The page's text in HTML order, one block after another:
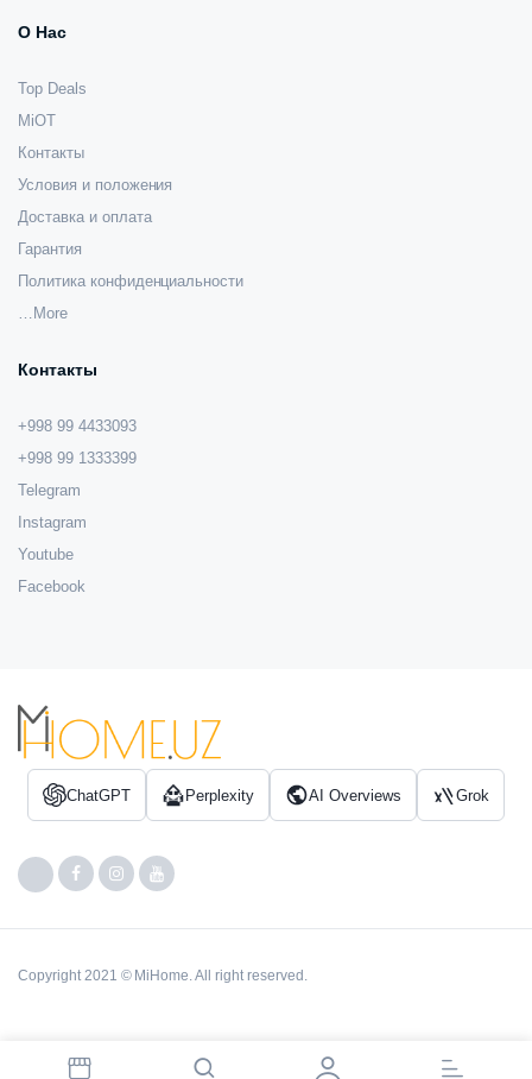
О Нас
Top Deals
MiOT
Контакты
Условия и положения
Доставка и оплата
Гарантия
Политика конфиденциальности
…More
Контакты
+998 99 4433093
+998 99 1333399
Telegram
Instagram
Youtube
Facebook
ChatGPT Perplexity AI Overviews Grok
Copyright 2021 © MiHome. All right reserved.